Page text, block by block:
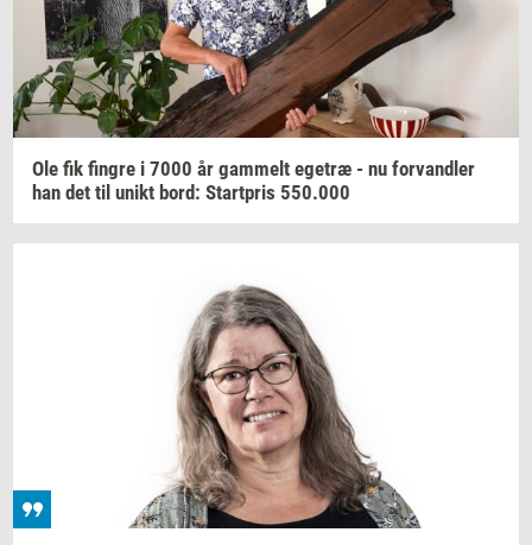
Ole fik fin­gre i 7000 år gam­melt ege­træ - nu for­vand­ler
han det til unikt bord: Start­pris 550.000